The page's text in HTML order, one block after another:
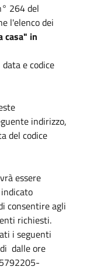
264 del
l'elenco dei
casa" in
e codice
indirizzo,
del codice
essere
consentire agli
richiesti.
i seguenti
dalle ore